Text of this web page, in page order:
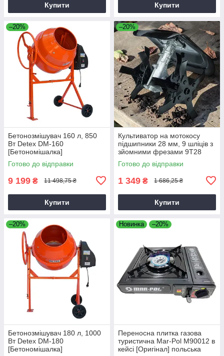
Купити Купити
–20%
Бетонозмішувач 160 л, 850
Вт Detex DM-160
[Бетономішалка]
Готово до відправки
9 199 ₴ 11 498,75 ₴
Купити
–20%
Культиватор на мотокосу
підшипники 28 мм, 9 шліців з
зйомними фрезами 9T28
Готово до відправки
1 349 ₴ 1 686,25 ₴
Купити
–20%
Бетонозмішувач 180 л, 1000
Вт Detex DM-180
[Бетономішалка]
Новинка –20%
Переносна плитка газова
туристична Mar-Pol M90012 в
кейсі [Оригінал] польська